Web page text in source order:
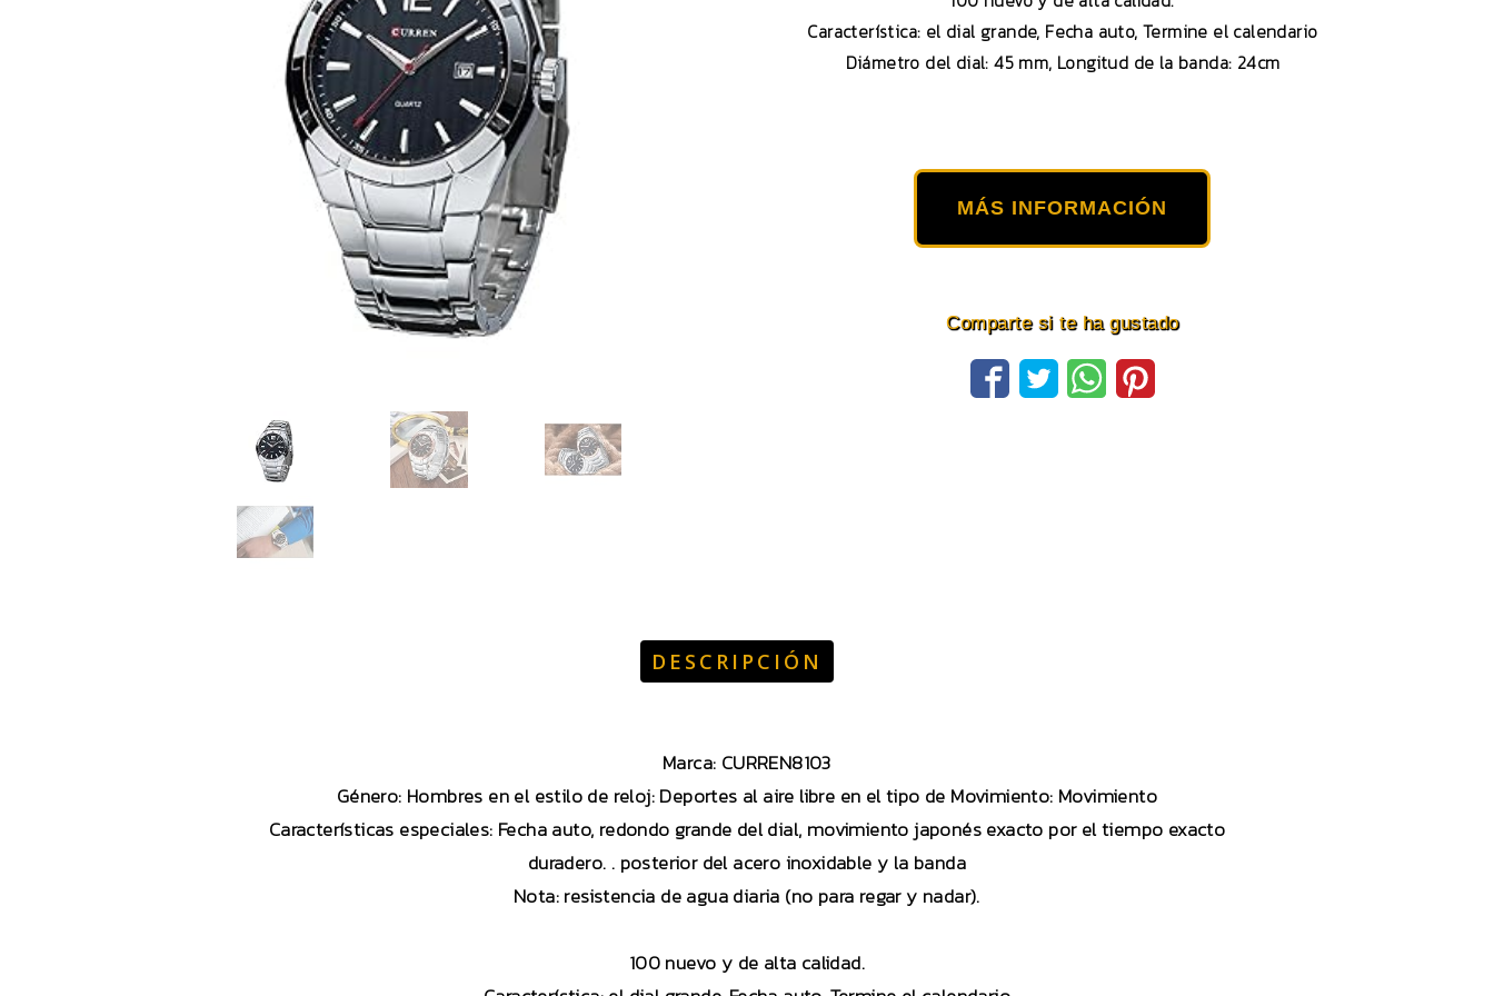
Característica: el dial grande, Fecha auto, Termine el calendario
Diámetro del dial: 45 mm, Longitud de la banda: 24cm
MÁS INFORMACIÓN
Comparte si te ha gustado
DESCRIPCIÓN
Marca: CURREN8103
Género: Hombres en el estilo de reloj: Deportes al aire libre en el tipo de Movimiento: Movimiento
Características especiales: Fecha auto, redondo grande del dial, movimiento japonés exacto por el tiempo exacto
duradero. . posterior del acero inoxidable y la banda
Nota: resistencia de agua diaria (no para regar y nadar).
100 nuevo y de alta calidad.